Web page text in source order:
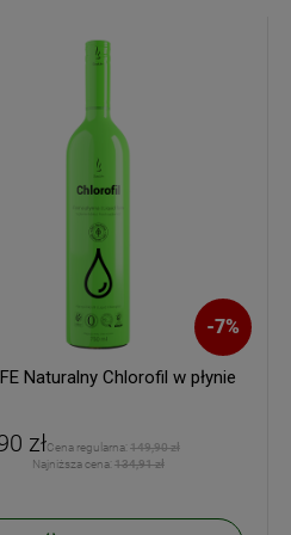
-7%
Naturalny Chlorofil w płynie
złCena regularna: 149,90 zł
Najniższa cena: 134,91 zł
RABAT 5%
prywatności